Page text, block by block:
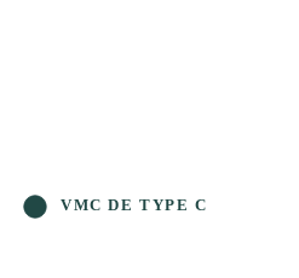
VMC DE TYPE C